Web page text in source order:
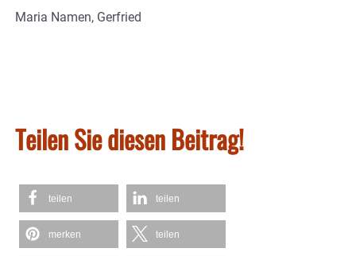
Maria Namen, Gerfried
Teilen Sie diesen Beitrag!
teilen teilen
merken teilen